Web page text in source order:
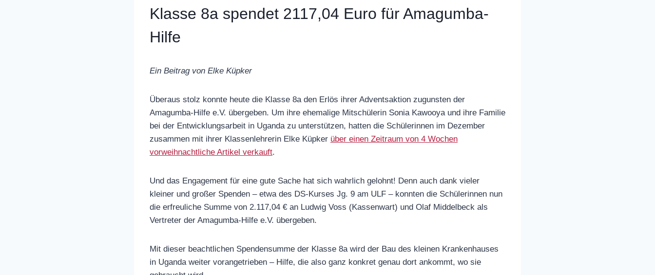
Klasse 8a spendet 2117,04 Euro für Amagumba-
Hilfe
Ein Beitrag von Elke Küpker
Überaus stolz konnte heute die Klasse 8a den Erlös ihrer Adventsaktion zugunsten der
Amagumba-Hilfe e.V. übergeben. Um ihre ehemalige Mitschülerin Sonia Kawooya und ihre Familie
bei der Entwicklungsarbeit in Uganda zu unterstützen, hatten die Schülerinnen im Dezember
zusammen mit ihrer Klassenlehrerin Elke Küpker über einen Zeitraum von 4 Wochen
vorweihnachtliche Artikel verkauft.
Und das Engagement für eine gute Sache hat sich wahrlich gelohnt! Denn auch dank vieler
kleiner und großer Spenden – etwa des DS-Kurses Jg. 9 am ULF – konnten die Schülerinnen nun
die erfreuliche Summe von 2.117,04 € an Ludwig Voss (Kassenwart) und Olaf Middelbeck als
Vertreter der Amagumba-Hilfe e.V. übergeben.
Mit dieser beachtlichen Spendensumme der Klasse 8a wird der Bau des kleinen Krankenhauses
in Uganda weiter vorangetrieben – Hilfe, die also ganz konkret genau dort ankommt, wo sie